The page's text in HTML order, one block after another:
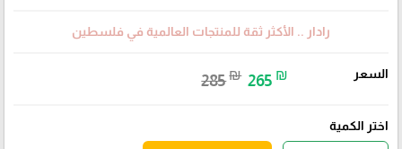
رادار .. الأكثر ثقة للمنتجات العالمية في فلسطين
السعر 285₪ 265 ₪
اختر الكمية